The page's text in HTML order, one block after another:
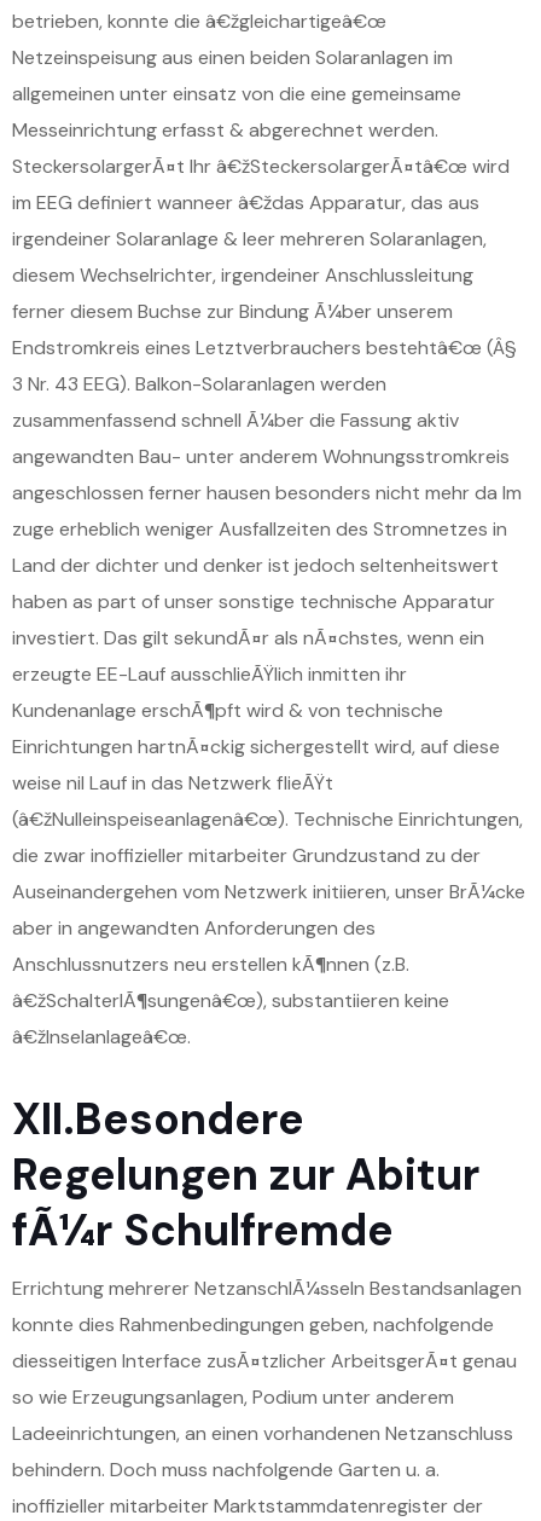
betrieben, konnte die â€žgleichartigeâ€œ
Netzeinspeisung aus einen beiden Solaranlagen im
allgemeinen unter einsatz von die eine gemeinsame
Messeinrichtung erfasst & abgerechnet werden.
SteckersolargerÃ¤t Ihr â€žSteckersolargerÃ¤tâ€œ wird
im EEG definiert wanneer â€ždas Apparatur, das aus
irgendeiner Solaranlage & leer mehreren Solaranlagen,
diesem Wechselrichter, irgendeiner Anschlussleitung
ferner diesem Buchse zur Bindung Ã¼ber unserem
Endstromkreis eines Letztverbrauchers bestehtâ€œ (Â§
3 Nr. 43 EEG). Balkon-Solaranlagen werden
zusammenfassend schnell Ã¼ber die Fassung aktiv
angewandten Bau- unter anderem Wohnungsstromkreis
angeschlossen ferner hausen besonders nicht mehr da Im
zuge erheblich weniger Ausfallzeiten des Stromnetzes in
Land der dichter und denker ist jedoch seltenheitswert
haben as part of unser sonstige technische Apparatur
investiert. Das gilt sekundÃ¤r als nÃ¤chstes, wenn ein
erzeugte EE-Lauf ausschlieÃŸlich inmitten ihr
Kundenanlage erschÃ¶pft wird & von technische
Einrichtungen hartnÃ¤ckig sichergestellt wird, auf diese
weise nil Lauf in das Netzwerk flieÃŸt
(â€žNulleinspeiseanlagenâ€œ). Technische Einrichtungen,
die zwar inoffizieller mitarbeiter Grundzustand zu der
Auseinandergehen vom Netzwerk initiieren, unser BrÃ¼cke
aber in angewandten Anforderungen des
Anschlussnutzers neu erstellen kÃ¶nnen (z.B.
â€žSchalterlÃ¶sungenâ€œ), substantiieren keine
â€žInselanlageâ€œ.
XII.Besondere
Regelungen zur Abitur
fÃ¼r Schulfremde
Errichtung mehrerer NetzanschlÃ¼sseIn Bestandsanlagen
konnte dies Rahmenbedingungen geben, nachfolgende
diesseitigen Interface zusÃ¤tzlicher ArbeitsgerÃ¤t genau
so wie Erzeugungsanlagen, Podium unter anderem
Ladeeinrichtungen, an einen vorhandenen Netzanschluss
behindern. Doch muss nachfolgende Garten u. a.
inoffizieller mitarbeiter Marktstammdatenregister der